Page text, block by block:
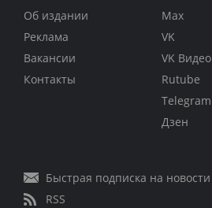
Об издании
Реклама
Вакансии
Контакты
Max
VK
VK Видео
Rutube
Telegram
Дзен
Быстрая подписка на новости
RSS